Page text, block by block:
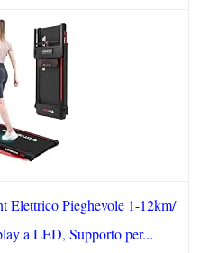
Elettrico Pieghevole 1-12km/
a LED, Supporto per...